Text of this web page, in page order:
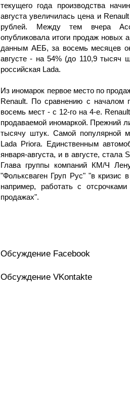
текущего года производства
августа увеличилась цена и
рублей. Между тем вчера
опубликовала итоги продаж новых
данным АЕБ, за восемь месяцев
августе - на 54% (до 110,9
российская Lada.
Из иномарок первое место по
Renault. По сравнению с началом
восемь мест - с 12-го на 4-е.
продаваемой иномаркой. Прежний
тысячу штук. Самой популярной
Lada Priora. Единственным
января-августа, и в августе, стала
Глава группы компаний КМ/Ч
"Фольксваген Груп Рус" "в кризис
например, работать с
продажах".
Обсуждение Facebook
Обсуждение VKontakte